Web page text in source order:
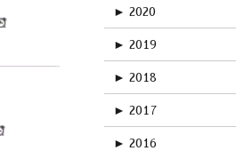
► 2020
► 2019
► 2018
► 2017
► 2016